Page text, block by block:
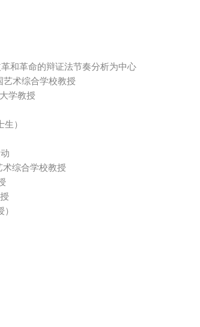
和革命的辩证法节奏分析为中心
艺术综合学校教授
学教授
）
术综合学校教授